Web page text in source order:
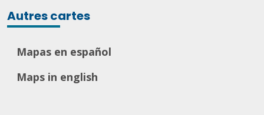
Autres cartes
Mapas en español
Maps in english